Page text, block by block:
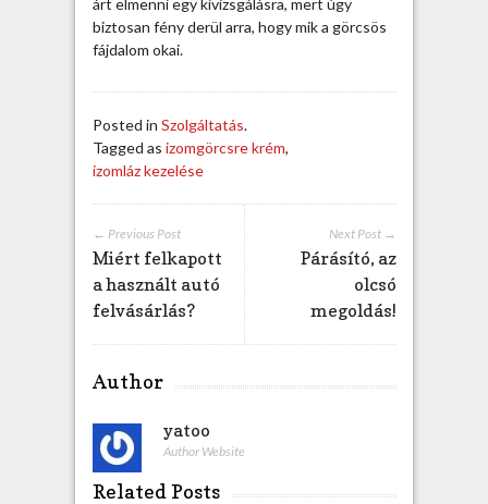
árt elmenni egy kivizsgálásra, mert úgy
biztosan fény derül arra, hogy mik a görcsös
fájdalom okai.
Posted in Szolgáltatás.
Tagged as izomgörcsre krém,
izomláz kezelése
Next Post →
Párásító, az
olcsó
megoldás!
← Previous Post
Miért felkapott
a használt autó
felvásárlás?
Author
yatoo
Author Website
Related Posts